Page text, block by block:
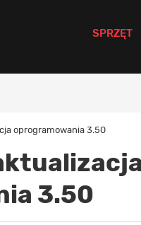
SPRZĘT
oprogramowania 3.50
3.50